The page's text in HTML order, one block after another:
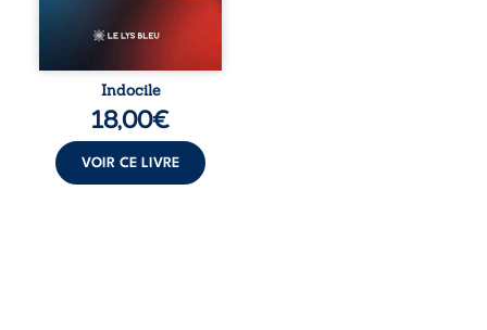
vivent trop fort,
trop vrai, trop tôt.
traversée. Une
langue nue. Une
insurrection
calme. Une
déclaration
d’existence pour ...
Indocile
18,00€
VOIR CE LIVRE